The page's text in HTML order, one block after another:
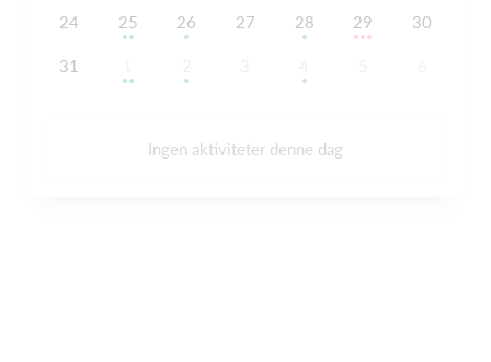
24 25 26 27 28 29 30
31
Ingen aktiviteter denne dag